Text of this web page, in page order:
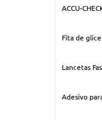
ACCU-
Fita de
Lancetas
Adesivo